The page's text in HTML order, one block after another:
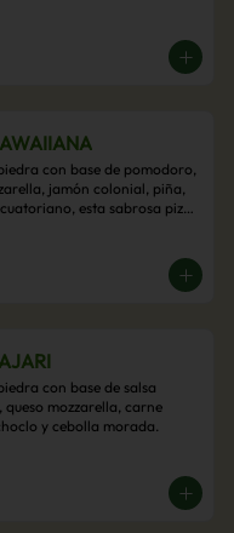
con base de pomodoro,
jamón colonial, piña,
esta sabrosa pizza
con base de salsa
mozzarella, carne
y cebolla morada.